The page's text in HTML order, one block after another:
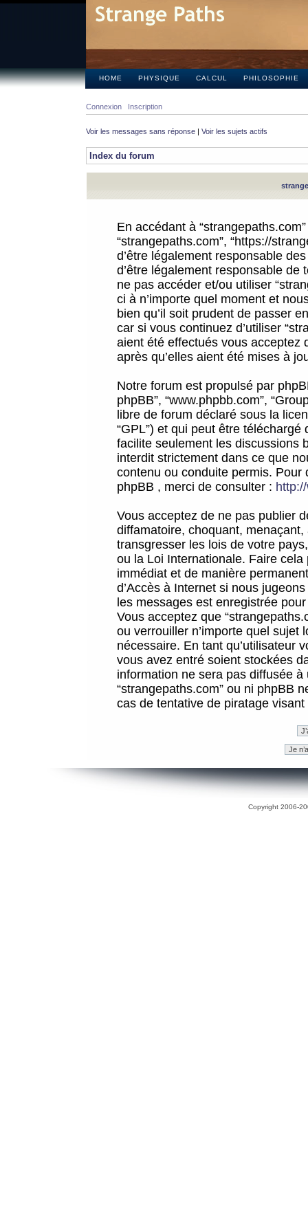
HOME PHYSIQUE CALCUL PHILOSOPHIE
Connexion Inscription
Voir les messages sans réponse | Voir les sujets actifs
Index du forum
En accédant à
“strangepaths.com”, “https://
d’être légalement responsable
d’être légalement responsable
ne pas accéder et/ou utiliser
ci à n’importe quel moment et
bien qu’il soit prudent de passer
car si vous continuez d’utiliser
aient été effectués vous acceptez
après qu’elles aient été mises à
Notre forum est propulsé par
phpBB”, “www.phpbb.com”,
libre de forum déclaré sous la
“GPL”) et qui peut être téléchargé
facilite seulement les discussions
interdit strictement dans ce que
contenu ou conduite permis.
phpBB , merci de consulter :
Vous acceptez de ne pas publier
diffamatoire, choquant,
transgresser les lois de votre
ou la Loi Internationale. Faire
immédiat et de manière
d’Accès à Internet si nous
les messages est enregistrée
Vous acceptez que
ou verrouiller n’importe quel sujet
nécessaire. En tant qu’utilisateur
vous avez entré soient stockées
information ne sera pas diffusée
“strangepaths.com” ou ni phpBB
cas de tentative de piratage
Copyright 2006-